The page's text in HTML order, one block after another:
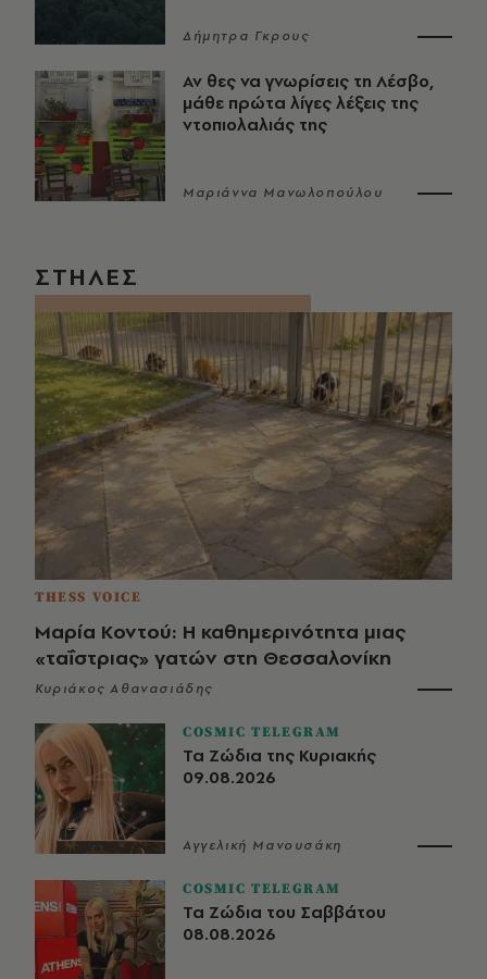
Δήμητρα Γκρους
Αν θες να γνωρίσεις τη Λέσβο,
μάθε πρώτα λίγες λέξεις της
ντοπιολαλιάς της
Μαριάννα Μανωλοπούλου
ΣΤΗΛΕΣ
THESS VOICE
Μαρία Κοντού: Η καθημερινότητα μιας
«ταΐστριας» γατών στη Θεσσαλονίκη
Κυριάκος Αθανασιάδης
COSMIC TELEGRAM
Τα Ζώδια της Κυριακής
09.08.2026
Αγγελική Μανουσάκη
COSMIC TELEGRAM
Τα Ζώδια του Σαββάτου
08.08.2026